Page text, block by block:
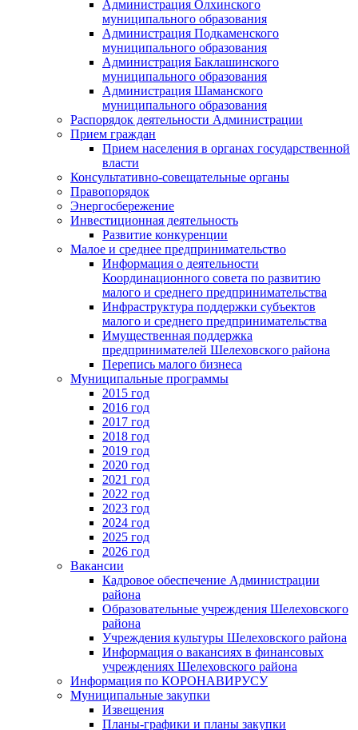
Администрация Олхинского
муниципального образования
Администрация Подкаменского
муниципального образования
Администрация Баклашинского
муниципального образования
Администрация Шаманского
муниципального образования
Распорядок деятельности Администрации
Прием граждан
Прием населения в органах государственной
власти
Консультативно-совещательные органы
Правопорядок
Энергосбережение
Инвестиционная деятельность
Развитие конкуренции
Малое и среднее предпринимательство
Информация о деятельности
Координационного совета по развитию
малого и среднего предпринимательства
Инфраструктура поддержки субъектов
малого и среднего предпринимательства
Имущественная поддержка
предпринимателей Шелеховского района
Перепись малого бизнеса
Муниципальные программы
2015 год
2016 год
2017 год
2018 год
2019 год
2020 год
2021 год
2022 год
2023 год
2024 год
2025 год
2026 год
Вакансии
Кадровое обеспечение Администрации
района
Образовательные учреждения Шелеховского
района
Учреждения культуры Шелеховского района
Информация о вакансиях в финансовых
учреждениях Шелеховского района
Информация по КОРОНАВИРУСУ
Муниципальные закупки
Извещения
Планы-графики и планы закупки